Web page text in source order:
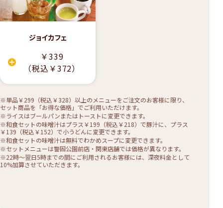
ジョイカフェ
￥339
（税込￥372）
※単品￥299（税込￥328）以上のメニューをご注文のお客様に限り、
セット商品を「お得な価格」でご利用いただけます。
※ライスはブールパンまたはトーストに変更できます。
※和食セットの味噌汁はプラス￥199（税込￥218）で豚汁に、プラス
￥139（税込￥152）で小うどんに変更できます。
※和食セットの味噌汁は無料でわかめスープに変更できます。
※セットメニューは警固公園前店・関東店舗では価格が異なります。
※22時〜翌日5時までの間にご利用されるお客様には、深夜料金として
10%加算させていただきます。